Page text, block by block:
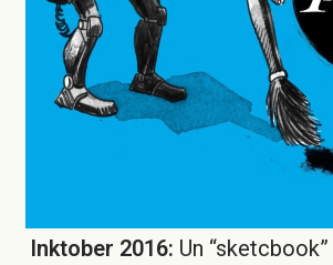
Inktober 2016: Un